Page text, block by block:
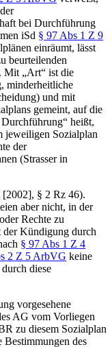
bei Durchführung
iSd § 97 Abs 1 Z 9
einräumt, lässt
beurteilenden
Mit „Art“ ist die
minderheitliche
und mit
gemeint, auf die
heißt,
jeweiligen Sozialplan
der
(Strasserin
[2002], § 2 Rz 46).
aber nicht, in der
Rechte zu
der Kündigung durch
§ 97 Abs 1 Z 4
2 Z 5 ArbVG keine
diese
vorgesehene
AG vom Vorliegen
zu diesem Sozialplan
Bestimmungen des